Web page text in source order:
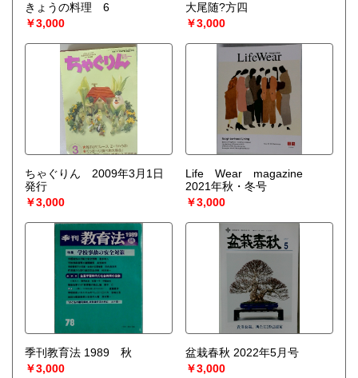
きょうの料理 6
￥3,000
大尾随?方四
￥3,000
ちゃぐりん 2009年3月1日
発行
￥3,000
Life Wear magazine
2021年秋・冬号
￥3,000
季刊教育法 1989 秋
￥3,000
盆栽春秋 2022年5月号
￥3,000